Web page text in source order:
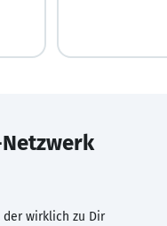
Netzwerk
der wirklich zu Dir